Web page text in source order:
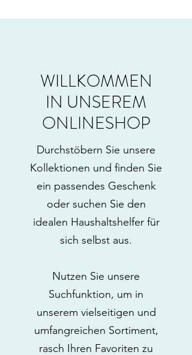
WILLKOMMEN
IN UNSEREM
ONLINESHOP
Durchstöbern Sie unsere
Kollektionen und finden Sie
ein passendes Geschenk
oder suchen Sie den
idealen Haushaltshelfer für
sich selbst aus.
Nutzen Sie unsere
Suchfunktion, um in
unserem vielseitigen und
umfangreichen Sortiment,
rasch Ihren Favoriten zu